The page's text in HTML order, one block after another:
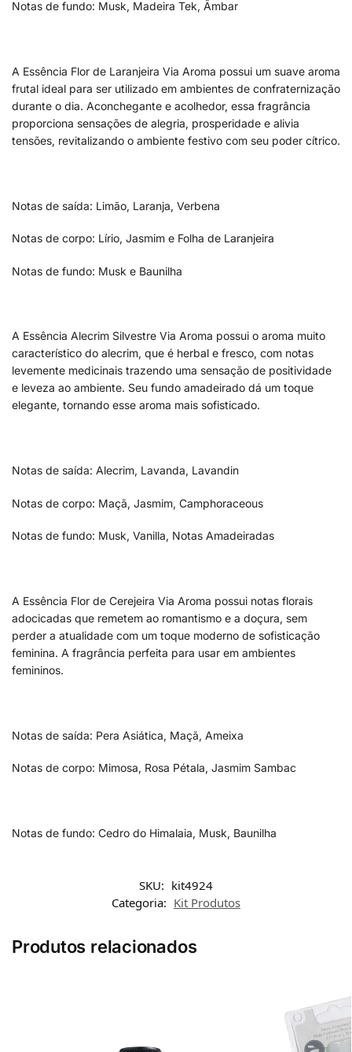
Notas de fundo: Musk, Madeira Tek, Âmbar
A Essência Flor de Laranjeira Via Aroma possui um suave aroma
frutal ideal para ser utilizado em ambientes de confraternização
durante o dia. Aconchegante e acolhedor, essa fragrância
proporciona sensações de alegria, prosperidade e alivia
tensões, revitalizando o ambiente festivo com seu poder cítrico.
Notas de saída: Limão, Laranja, Verbena
Notas de corpo: Lírio, Jasmim e Folha de Laranjeira
Notas de fundo: Musk e Baunilha
A Essência Alecrim Silvestre Via Aroma possui o aroma muito
característico do alecrim, que é herbal e fresco, com notas
levemente medicinais trazendo uma sensação de positividade
e leveza ao ambiente. Seu fundo amadeirado dá um toque
elegante, tornando esse aroma mais sofisticado.
Notas de saída: Alecrim, Lavanda, Lavandin
Notas de corpo: Maçã, Jasmim, Camphoraceous
Notas de fundo: Musk, Vanilla, Notas Amadeiradas
A Essência Flor de Cerejeira Via Aroma possui notas florais
adocicadas que remetem ao romantismo e a doçura, sem
perder a atualidade com um toque moderno de sofisticação
feminina. A fragrância perfeita para usar em ambientes
femininos.
Notas de saída: Pera Asiática, Maçã, Ameixa
Notas de corpo: Mimosa, Rosa Pétala, Jasmim Sambac
Notas de fundo: Cedro do Himalaia, Musk, Baunilha
SKU: kit4924
Categoria: Kit Produtos
Produtos relacionados